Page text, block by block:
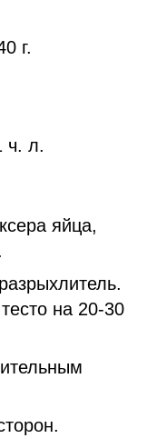
г.
ч. л.
яйца,
на 20-30